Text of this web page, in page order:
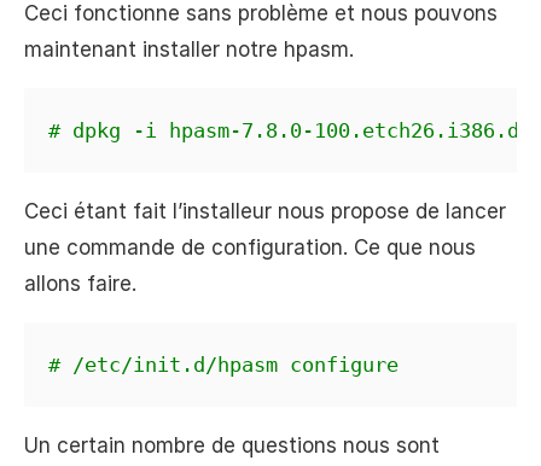
Ceci fonctionne sans problème et nous pouvons
maintenant installer notre hpasm.
# dpkg -i hpasm-7.8.0-
Ceci étant fait l’installeur nous propose de lancer
une commande de configuration. Ce que nous
allons faire.
# /etc/init.d/hpasm configure
Un certain nombre de questions nous sont